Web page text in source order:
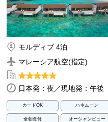
モルディブ 4泊
マレーシア航空(指定)
日本発：夜／現地発：午後
カードOK ハネムーン
全朝食付 オーシャンビュー